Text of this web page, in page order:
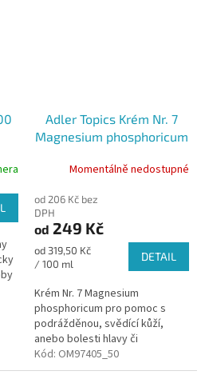
Adler Topics Krém Nr. 7
Magnesium phosphoricum
Momentálně nedostupné
od 206 Kč bez
DPH
od 249 Kč
Měrná
cena:
od 319,50 Kč
/ 100 ml
DETAIL
Krém Nr. 7 Magnesium
phosphoricum pro pomoc s
podrážděnou, svědící kůží,
anebo bolesti hlavy či
menstuačních bolestech. Ve
variantě 50 ml a 200 ml.
Kód: OM97405_50